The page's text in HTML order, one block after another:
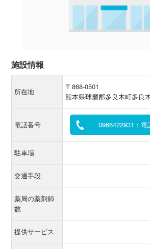
施設情報
所在地
〒868-0501
熊本県球磨郡多良木町多良
電話番号 0966422931：電
駐車場
交通手段
薬局の薬剤師
数
提供サービス